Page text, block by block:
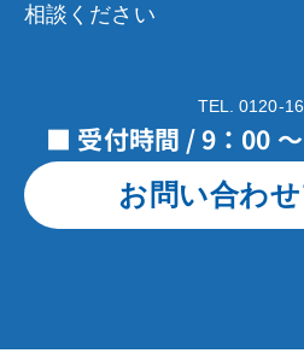
相談ください
TEL. 0120-
■ 受付時間 / 9：00 ～
お問い合わ